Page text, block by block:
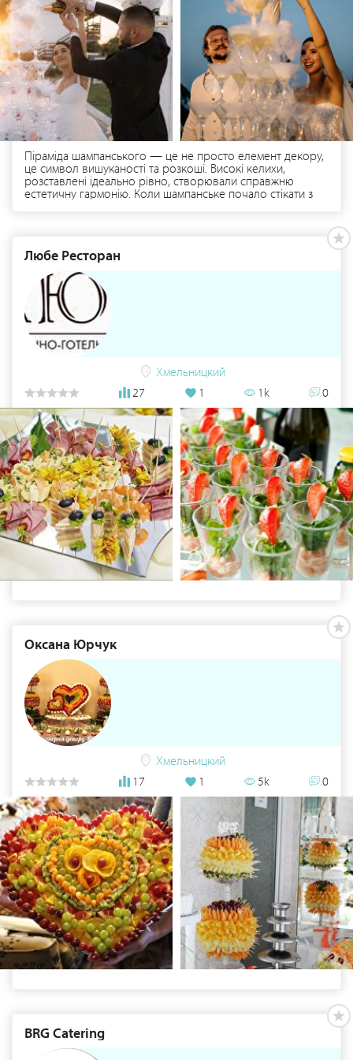
Піраміда шампанського — це не просто елемент декору,
це символ вишуканості та розкоші. Високі келихи,
розставлені ідеально рівно, створювали справжню
естетичну гармонію. Коли шампанське почало стікати з
Любе Ресторан
Хмельницкий
27
1 1k 0
Оксана Юрчук
Хмельницкий
17
1 5k 0
BRG Catering